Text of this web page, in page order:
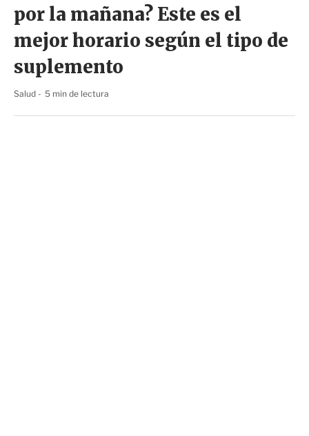
por la mañana? Este es el
mejor horario según el tipo de
suplemento
Salud 5 min de lectura